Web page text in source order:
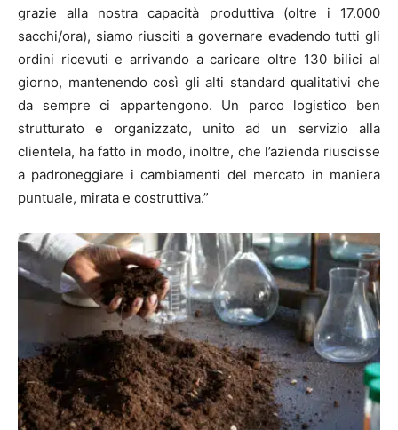
grazie alla nostra capacità produttiva (oltre i 17.000
sacchi/ora), siamo riusciti a governare evadendo tutti gli
ordini ricevuti e arrivando a caricare oltre 130 bilici al
giorno, mantenendo così gli alti standard qualitativi che
da sempre ci appartengono. Un parco logistico ben
strutturato e organizzato, unito ad un servizio alla
clientela, ha fatto in modo, inoltre, che l’azienda riuscisse
a padroneggiare i cambiamenti del mercato in maniera
puntuale, mirata e costruttiva.”